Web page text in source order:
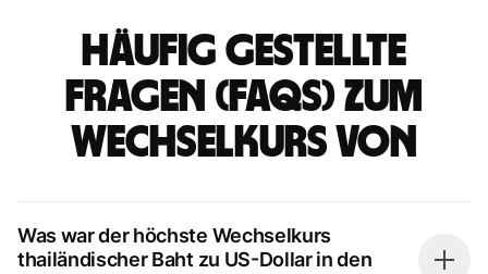
Häufig gestellte
Fragen (FAQs) zum
Wechselkurs von
Was war der höchste Wechselkurs
thailändischer Baht zu US-Dollar in den